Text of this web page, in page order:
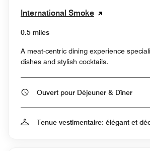
International Smoke
0.5 miles
A meat-centric dining experience
dishes and stylish cocktails.
Ouvert pour Déjeuner & Dîner
Tenue vestimentaire: élégant et